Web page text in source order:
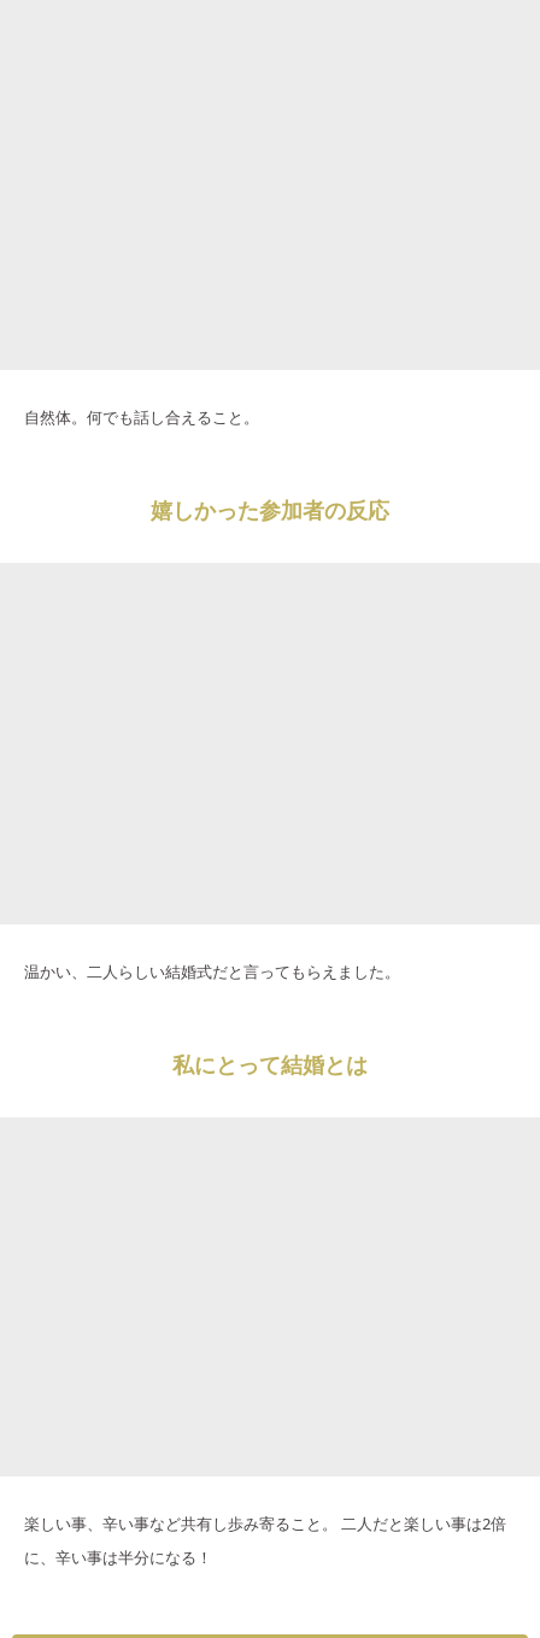
自然体。何でも話し合えること。
嬉しかった参加者の反応
温かい、二人らしい結婚式だと言ってもらえました。
私にとって結婚とは
楽しい事、辛い事など共有し歩み寄ること。 二人だと楽しい事は2倍
に、辛い事は半分になる！